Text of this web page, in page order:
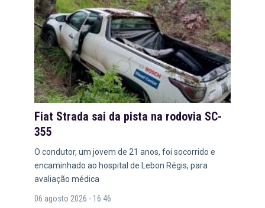
Fiat Strada sai da pista na rodovia SC-
355
O condutor, um jovem de 21 anos, foi socorrido e
encaminhado ao hospital de Lebon Régis, para
avaliação médica
06 agosto 2026 - 16:46